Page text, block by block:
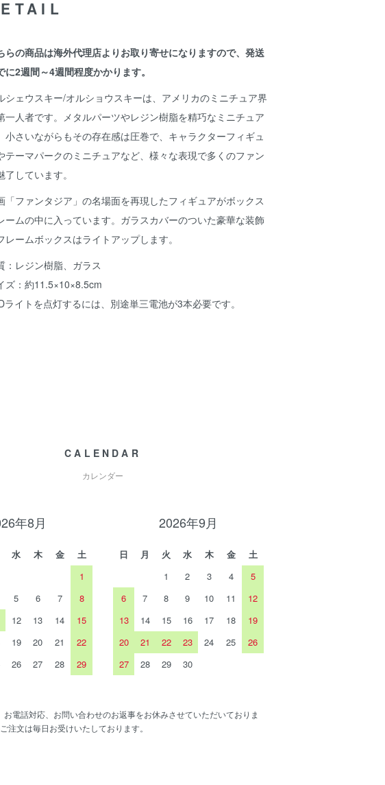
らの商品は海外代理店よりお取り寄せになりますので、発送
に2週間～4週間程度かかります。
シェウスキー/オルショウスキーは、アメリカのミニチュア界
一人者です。メタルパーツやレジン樹脂を精巧なミニチュア
小さいながらもその存在感は圧巻で、キャラクターフィギュ
テーマパークのミニチュアなど、様々な表現で多くのファン
了しています。
「ファンタジア」の名場面を再現したフィギュアがボックス
ームの中に入っています。ガラスカバーのついた豪華な装飾
レームボックスはライトアップします。
：レジン樹脂、ガラス
ズ：約11.5×10×8.5cm
ライトを点灯するには、別途単三電池が3本必要です。
CALENDAR
カレンダー
年8月
水 木 金
土
1
5 6 7
8
12 13 14
15
19 20 21
22
26 27 28
29
2026年9月
日 月 火 水 木 金
土
1
2 3 4
5
6
7 8 9 10 11
12
13
14 15 16 17 18
19
20
21 22 23 24 25
26
27
28 29 30
お電話対応、お問い合わせのお返事をお休みさせていただいておりま
注文は毎日お受けいたしております。